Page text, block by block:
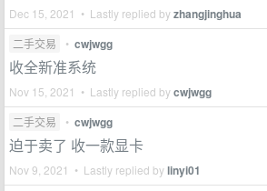
Dec 15, 2021 • Lastly replied byzhangjinghua
二手交易 • cwjwgg
收全新准系统
Nov 15, 2021 • Lastly replied bycwjwgg
二手交易 • cwjwgg
迫于卖了 收一款显卡
Nov 9, 2021 • Lastly replied bylinyi01